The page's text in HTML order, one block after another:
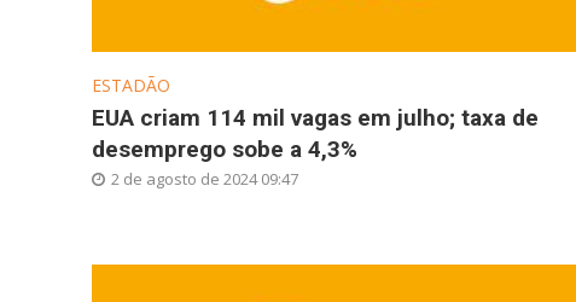
ESTADÃO
EUA criam 114 mil vagas em julho; taxa de
desemprego sobe a 4,3%
2 de agosto de 2024 09:47